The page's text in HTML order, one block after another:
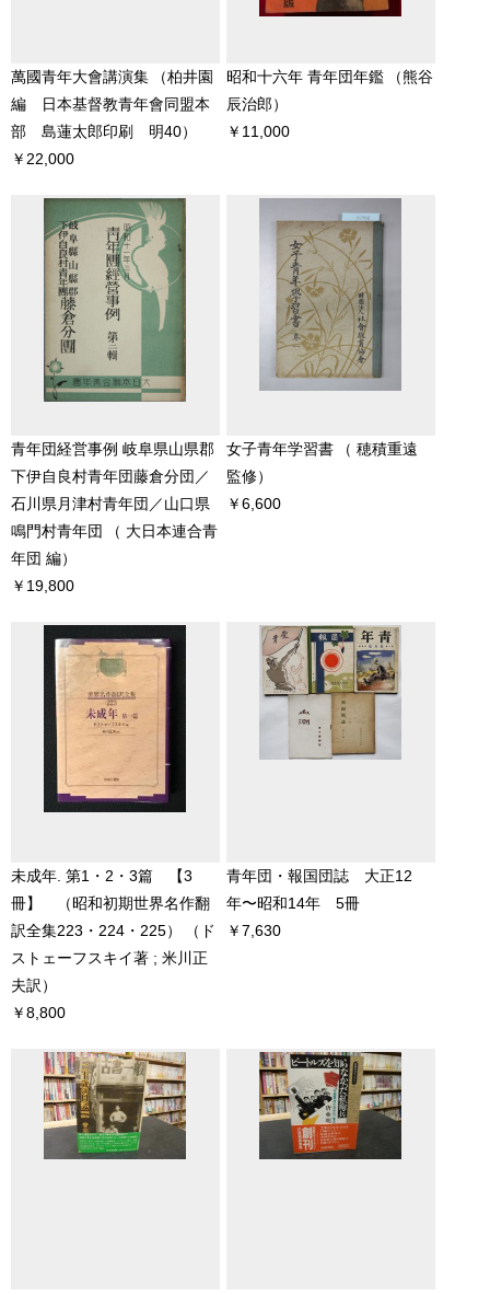
萬國青年大會講演集
（柏井園
編 日本基督教青年會同盟本
部 島蓮太郎印刷 明40）
￥22,000
昭和十六年 青年団年鑑
（熊谷
辰治郎）
￥11,000
青年団経営事例 岐阜県山県郡
下伊自良村青年団藤倉分団／
石川県月津村青年団／山口県
鳴門村青年団
（ 大日本連合青
年団 編）
￥19,800
女子青年学習書
（ 穂積重遠
監修）
￥6,600
未成年. 第1・2・3篇 【3
冊】 （昭和初期世界名作翻
訳全集223・224・225）
（ド
ストェーフスキイ著 ; 米川正
夫訳）
￥8,800
青年団・報国団誌 大正12
年〜昭和14年 5冊
￥7,630